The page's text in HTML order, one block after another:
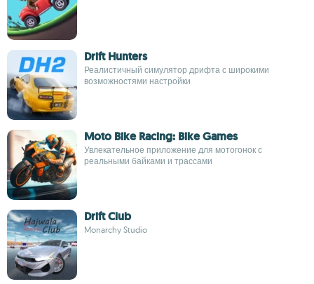
Drift Hunters
Реалистичный симулятор дрифта с широкими
возможностями настройки
Moto Bike Racing: Bike Games
Увлекательное приложение для мотогонок с
реальными байками и трассами
Drift Club
Monarchy Studio